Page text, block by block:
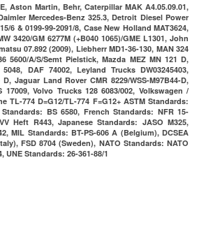
Aston Martin, Behr, Caterpillar MAK A4.05.09.01,
Mercedes-Benz 325.3, Detroit Diesel Power
6 & 0199-99-2091/8, Case New Holland MAT3624,
3420/GM 6277M (+B040 1065)/GME L1301, John
07.892 (2009), Liebherr MD1-36-130, MAN 324
5600/A/S/Semt Pielstick, Mazda MEZ MN 121 D,
DAF 74002, Leyland Trucks DW03245403,
Jaguar Land Rover CMR 8229/WSS-M97B44-D,
Volvo Trucks 128 6083/002, Volkswagen /
TL-774 D=G12/TL-774 F=G12+ ASTM Standards:
Standards: BS 6580, French Standards: NFR 15-
Heft R443, Japanese Standards: JASO M325,
MIL Standards: BT-PS-606 A (Belgium), DCSEA
FSD 8704 (Sweden), NATO Standards: NATO
UNE Standards: 26-361-88/1